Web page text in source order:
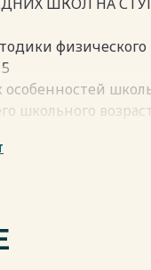
особенностей
школьного
школьного